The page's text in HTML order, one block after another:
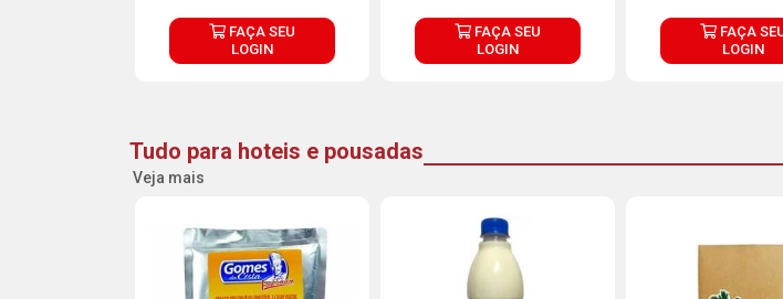
FAÇA SEU
LOGIN
FAÇA SEU
LOGIN
FAÇA
LOGIN
Tudo para hoteis e pousadas
Veja mais